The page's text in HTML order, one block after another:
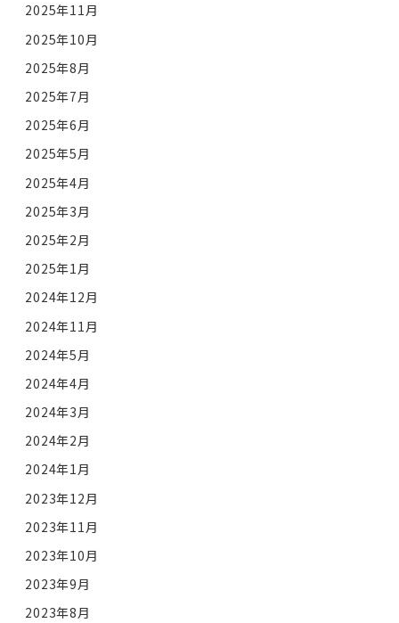
2025年11月
2025年10月
2025年8月
2025年7月
2025年6月
2025年5月
2025年4月
2025年3月
2025年2月
2025年1月
2024年12月
2024年11月
2024年5月
2024年4月
2024年3月
2024年2月
2024年1月
2023年12月
2023年11月
2023年10月
2023年9月
2023年8月